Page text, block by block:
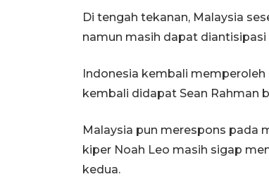
Di tengah tekanan, Malaysia
namun masih dapat
Indonesia kembali
kembali didapat Sean Rahman
Malaysia pun merespons pada
kiper Noah Leo masih sigap
kedua.